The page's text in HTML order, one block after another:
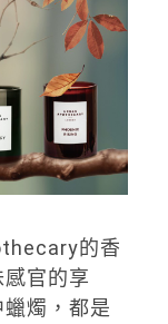
的香
官的享
燭，都是